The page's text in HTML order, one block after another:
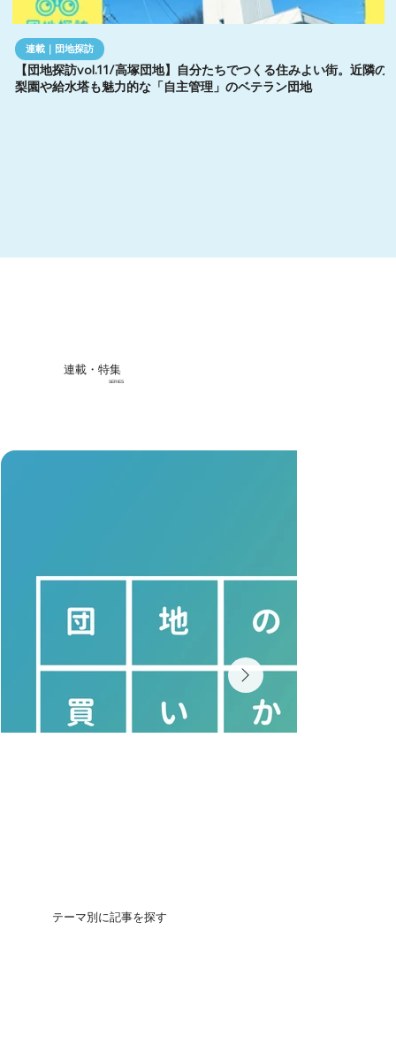
【団地探訪vol.11/高塚団地】自分たちでつくる住みよい街。近隣の
梨園や給水塔も魅力的な「自主管理」のベテラン団地
連載｜団地探訪
連載・特集
SERIES
団地の買いかたテーマ別に記事を探す